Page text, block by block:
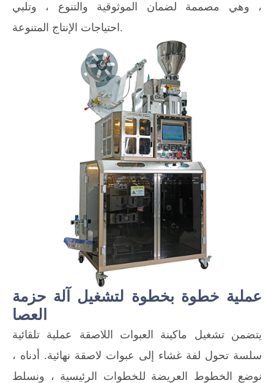
، وهي مصممة لضمان الموثوقية والتنوع ، وتلبي
احتياجات الإنتاج المتنوعة.
عملية خطوة بخطوة لتشغيل آلة حزمة
العصا
يتضمن تشغيل ماكينة العبوات اللاصقة عملية تلقائية
سلسة تحول لفة غشاء إلى عبوات لاصقة نهائية. أدناه ،
نوضع الخطوط العريضة للخطوات الرئيسية ، ونسلط